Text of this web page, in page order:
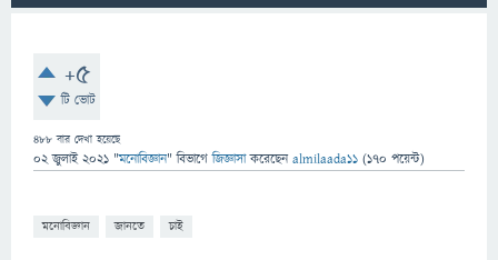
+5
টি ভোট
488 বার দেখা হয়েছে
02 জুলাই 2021 "মনোবিজ্ঞান" বিভাগে জিজ্ঞাসাকরেছেনalmilaada11 (170 পয়েন্ট)
মনোবিজ্ঞান জানতে চাই